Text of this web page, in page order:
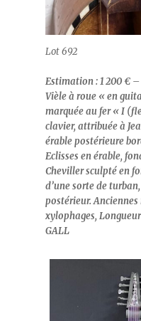
Lot 692
Estimation : 1 200 € –
Vièle à roue « en
marquée au fer « I
clavier, attribuée à
érable postérieure
Eclisses en érable,
Cheviller sculpté en
d’une sorte de
postérieur.
xylophages,
GALL